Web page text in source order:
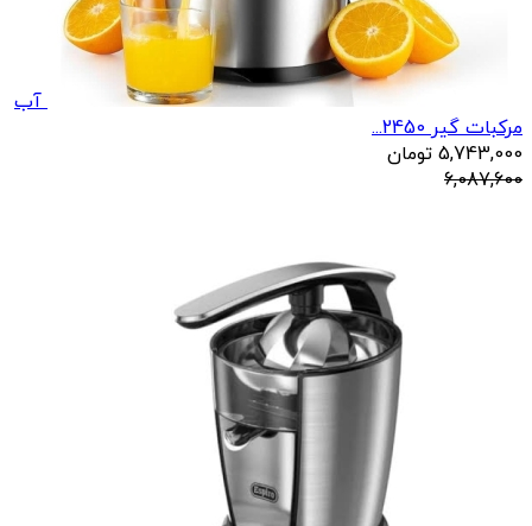
آب
مرکبات گیر 2450...
5,743,000 تومان
6,087,600